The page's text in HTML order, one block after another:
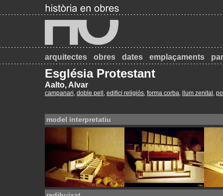
arquitectes obres dates emplaçaments
Església Protestant
Aalto, Alvar
campanari, doble pell , edifici religiós, forma corba, llum zenital ,
model interpretatiu